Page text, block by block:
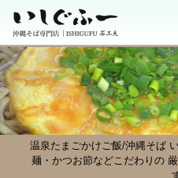
温泉たまごかけご飯/沖縄そば
麺・かつお節などこだわりの